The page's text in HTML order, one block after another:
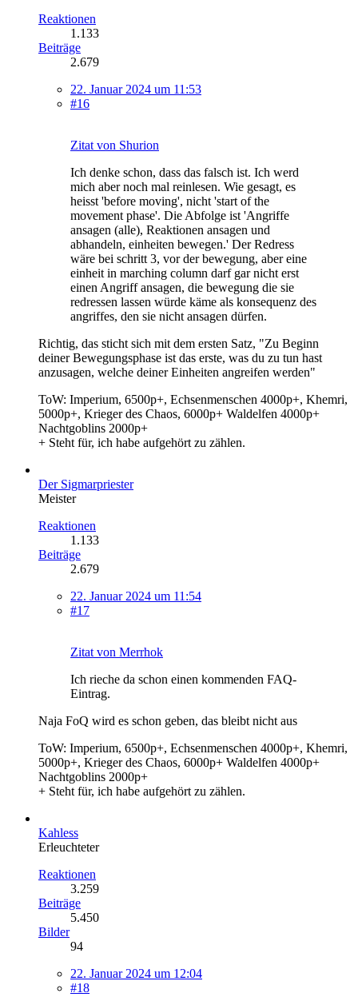
Reaktionen
1.133
Beiträge
2.679
22. Januar 2024 um 11:53
#16
Zitat von Shurion
Ich denke schon, dass das falsch ist. Ich werd
mich aber noch mal reinlesen. Wie gesagt, es
heisst 'before moving', nicht 'start of the
movement phase'. Die Abfolge ist 'Angriffe
ansagen (alle), Reaktionen ansagen und
abhandeln, einheiten bewegen.' Der Redress
wäre bei schritt 3, vor der bewegung, aber eine
einheit in marching column darf gar nicht erst
einen Angriff ansagen, die bewegung die sie
redressen lassen würde käme als konsequenz des
angriffes, den sie nicht ansagen dürfen.
Richtig, das sticht sich mit dem ersten Satz, "Zu Beginn
deiner Bewegungsphase ist das erste, was du zu tun hast
anzusagen, welche deiner Einheiten angreifen werden"
ToW: Imperium, 6500p+, Echsenmenschen 4000p+, Khemri,
5000p+, Krieger des Chaos, 6000p+ Waldelfen 4000p+
Nachtgoblins 2000p+
+ Steht für, ich habe aufgehört zu zählen.
Der Sigmarpriester
Meister
Reaktionen
1.133
Beiträge
2.679
22. Januar 2024 um 11:54
#17
Zitat von Merrhok
Ich rieche da schon einen kommenden FAQ-
Eintrag.
Naja FoQ wird es schon geben, das bleibt nicht aus
ToW: Imperium, 6500p+, Echsenmenschen 4000p+, Khemri,
5000p+, Krieger des Chaos, 6000p+ Waldelfen 4000p+
Nachtgoblins 2000p+
+ Steht für, ich habe aufgehört zu zählen.
Kahless
Erleuchteter
Reaktionen
3.259
Beiträge
5.450
Bilder
94
22. Januar 2024 um 12:04
#18